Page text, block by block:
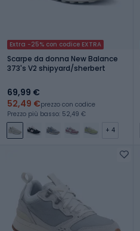
Extra -25% con codice EXTRA
Scarpe da donna New Balance
373's V2 shipyard/sherbert
69,99 €
52,49 €prezzo con codice
Prezzo più basso: 52,49 €
+ 4